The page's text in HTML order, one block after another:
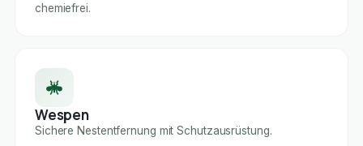
chemiefrei.
Wespen
Sichere Nestentfernung mit Schutzausrüstung.